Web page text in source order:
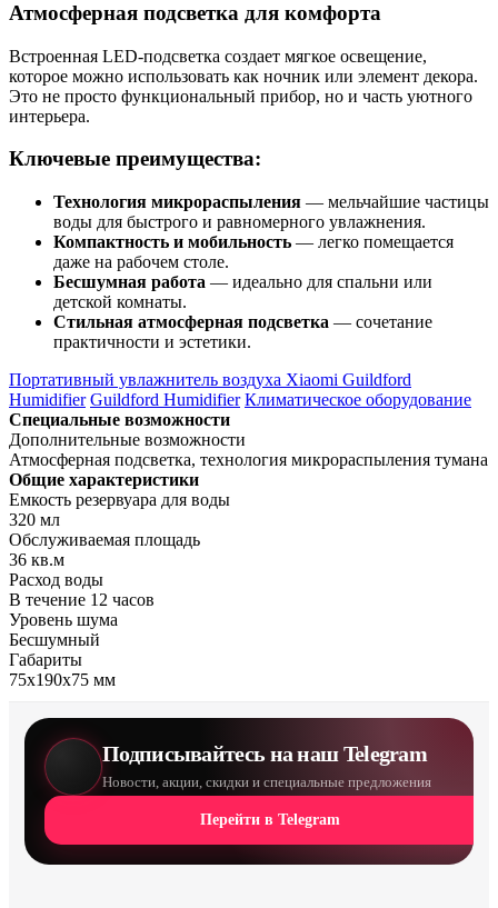
Атмосферная подсветка для комфорта
Встроенная LED-подсветка создает мягкое освещение,
которое можно использовать как ночник или элемент декора.
Это не просто функциональный прибор, но и часть уютного
интерьера.
Ключевые преимущества:
Технология микрораспыления — мельчайшие частицы
воды для быстрого и равномерного увлажнения.
Компактность и мобильность — легко помещается
даже на рабочем столе.
Бесшумная работа — идеально для спальни или
детской комнаты.
Стильная атмосферная подсветка — сочетание
практичности и эстетики.
Портативный увлажнитель воздуха Xiaomi Guildford
Humidifier Guildford Humidifier Климатическое оборудование
Специальные возможности
Дополнительные возможности
Атмосферная подсветка, технология микрораспыления тумана
Общие характеристики
Емкость резервуара для воды
320 мл
Обслуживаемая площадь
36 кв.м
Расход воды
В течение 12 часов
Уровень шума
Бесшумный
Габариты
75x190x75 мм
Подписывайтесь на наш Telegram
Новости, акции, скидки и специальные предложения
Перейти в Telegram